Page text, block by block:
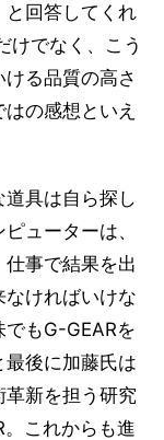
と回答してくれ
けでなく、こう
る品質の高さ
の感想といえ
道具は自ら探し
ューターは、
事で結果を出
ければいけな
もG-GEARを
後に加藤氏は
革新を担う研究
これからも進